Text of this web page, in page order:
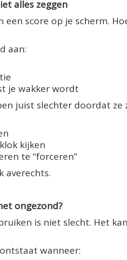
alles zeggen
een score op je scherm.
aan:
je wakker wordt
juist slechter doordat
kijken
te “forceren”
averechts.
ongezond?
is niet slecht. Het
wanneer: